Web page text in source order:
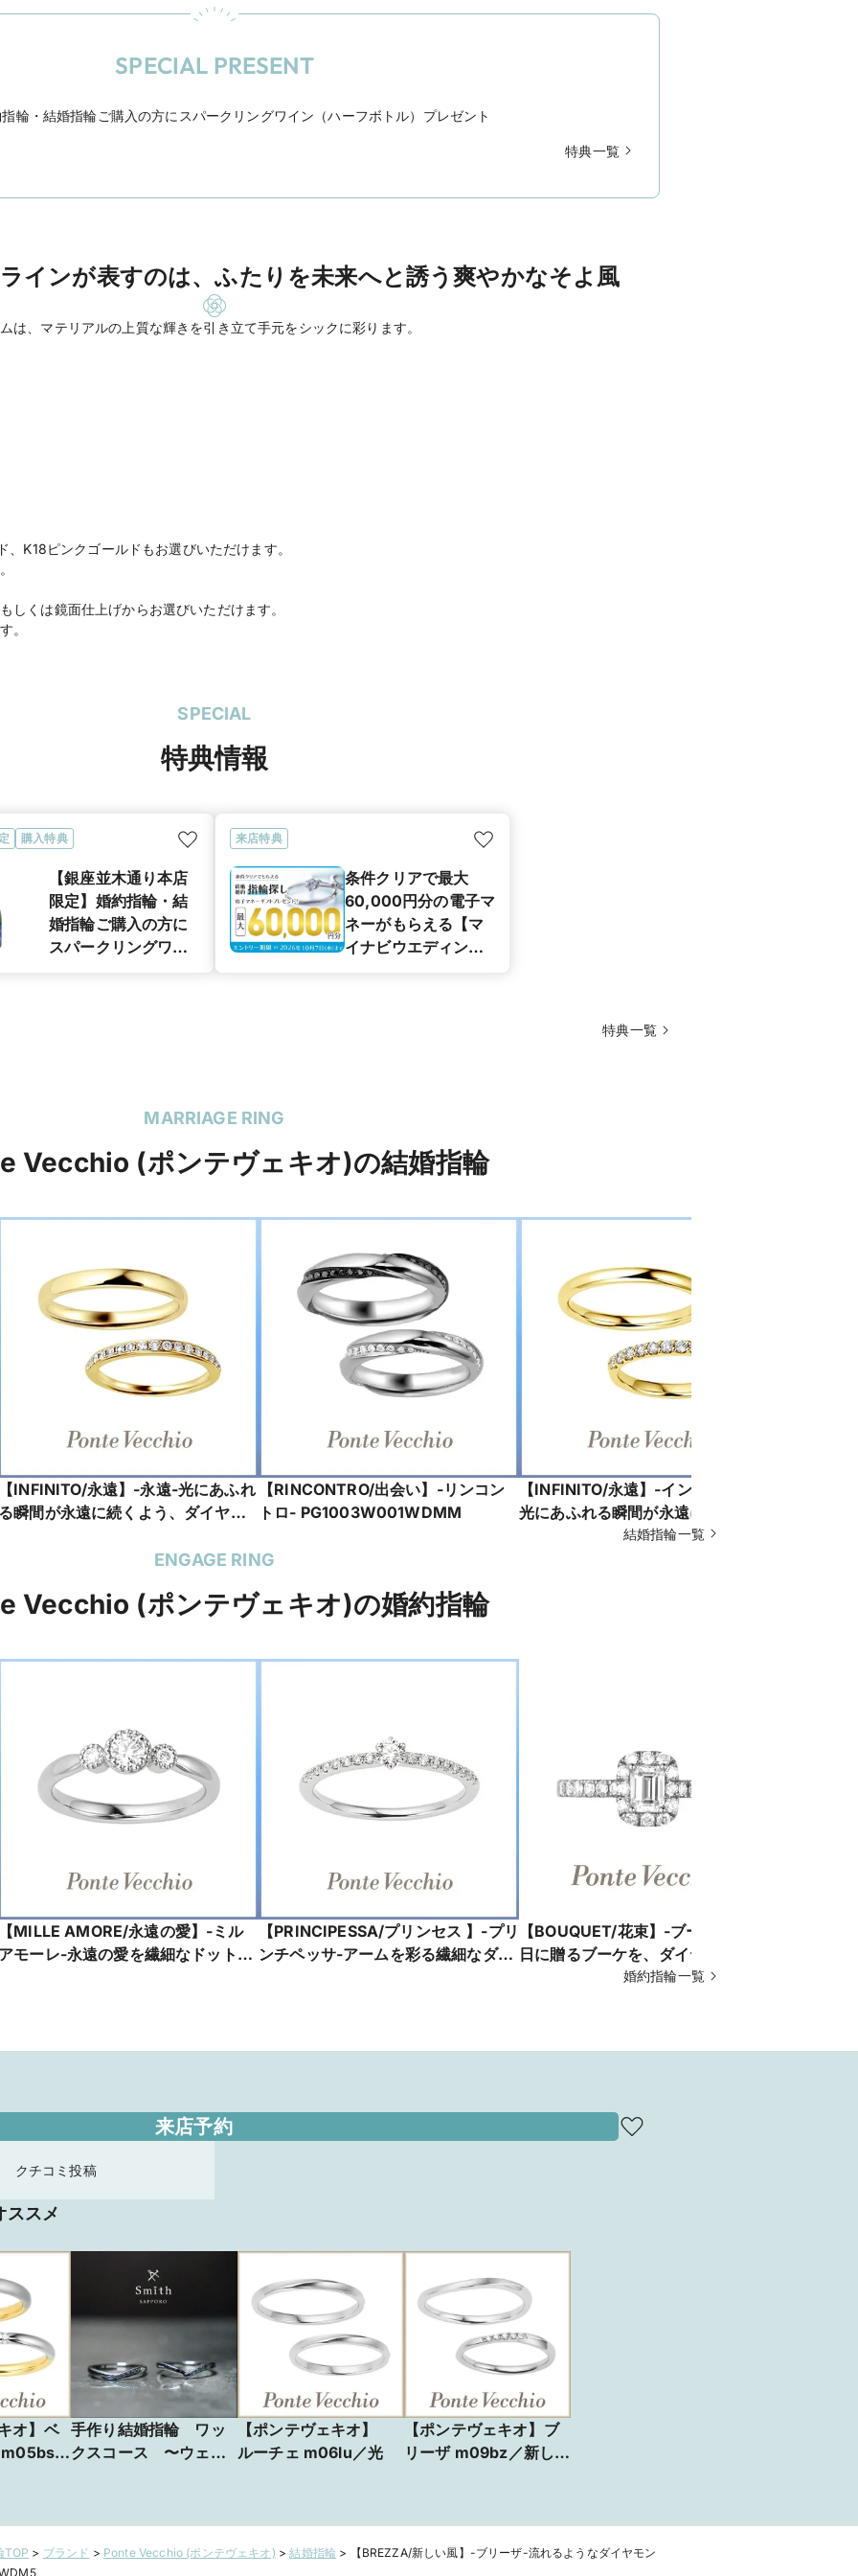
SPECIAL PRESENT
輪・結婚指輪ご購入の方にスパークリングワイン（ハーフボトル）プレゼント
特典一覧
インが表すのは、ふたりを未来へと誘う爽やかなそよ風
は、マテリアルの上質な輝きを引き立て手元をシックに彩ります。
K18ピンクゴールドもお選びいただけます。
しくは鏡面仕上げからお選びいただけます。
。
SPECIAL
特典情報
購入特典
【銀座並木通り本店
限定】婚約指輪・結
婚指輪ご購入の方に
スパークリングワイ
来店特典
条件クリアで最大
60,000円分の電子マ
ネーがもらえる【マ
イナビウエディング
特典一覧
MARRIAGE RING
Vecchio (ポンテヴェキオ)の結婚指輪
INFINITO/永遠】-永遠-光にあふれ
瞬間が永遠に続くよう、ダイヤモ
【RINCONTRO/出会い】-リンコン
トロ- PG1003W001WDMM
【INFINITO/永遠】-インフィニート-
光にあふれる瞬間が永遠に続くよ
う、ダイヤモンドに願いをこめて
結婚指輪一覧
ENGAGE RING
Vecchio (ポンテヴェキオ)の婚約指輪
MILLE AMORE/永遠の愛】-ミル
モーレ-永遠の愛を繊細なドットで
【PRINCIPESSA/プリンセス 】-プリ
ンチペッサ-アームを彩る繊細なダイ
【BOUQUET/花束】-ブーケ-特別な
日に贈るブーケを、ダイヤモンドの
輝きで描きます婚約指輪一覧
来店予約
クチコミ投稿
ススメ
オ】ベ
m05bs／
手作り結婚指輪 ワッ
クスコース 〜ウェー
【ポンテヴェキオ】
ルーチェ m06lu／光
【ポンテヴェキオ】ブ
リーザ m09bz／新しい
TOP > ブランド > Ponte Vecchio (ポンテヴェキオ) >結婚指輪 >
【BREZZA/新しい風】-ブリーザ-流れるようなダイヤモン